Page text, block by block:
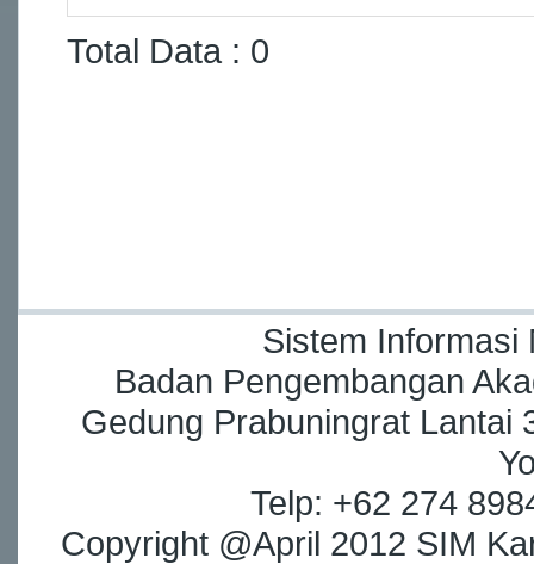
Total Data : 0
Sistem Informasi
Badan Pengembangan
Gedung Prabuningrat Lantai
Telp: +62 274
Copyright @April 2012 SIM